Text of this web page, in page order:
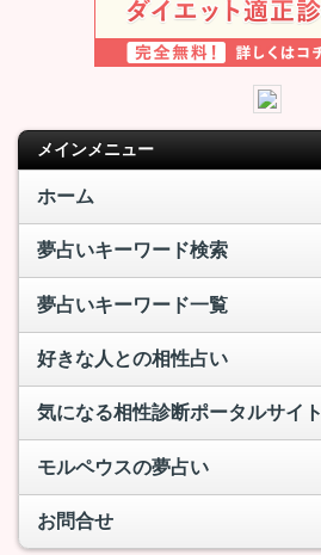
メインメニュー
ホーム
夢占いキーワード検索
夢占いキーワード一覧
好きな人との相性占い
気になる相性診断ポータルサイト
モルペウスの夢占い
お問合せ